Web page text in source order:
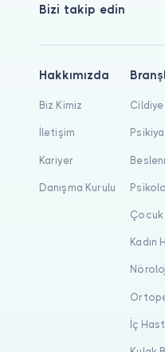
Bizi takip edin
Hakkımızda
Biz Kimiz
İletişim
Kariyer
Danışma Kurulu
Cildiye
Çocuk
Kadın
İç